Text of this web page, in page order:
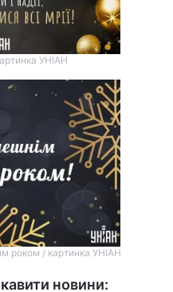
УНІАН
роком / картинка УНІАН
новини: